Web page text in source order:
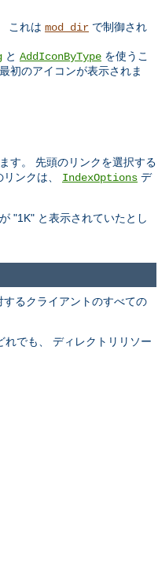
これは mod_dir で制御され
と AddIconByType を使うこ
初のアイコンが表示されま
す。 先頭のリンクを選択する
ンクは、 IndexOptions デ
"1K" と表示されていたとし
るクライアントのすべての
でも、 ディレクトリリソー